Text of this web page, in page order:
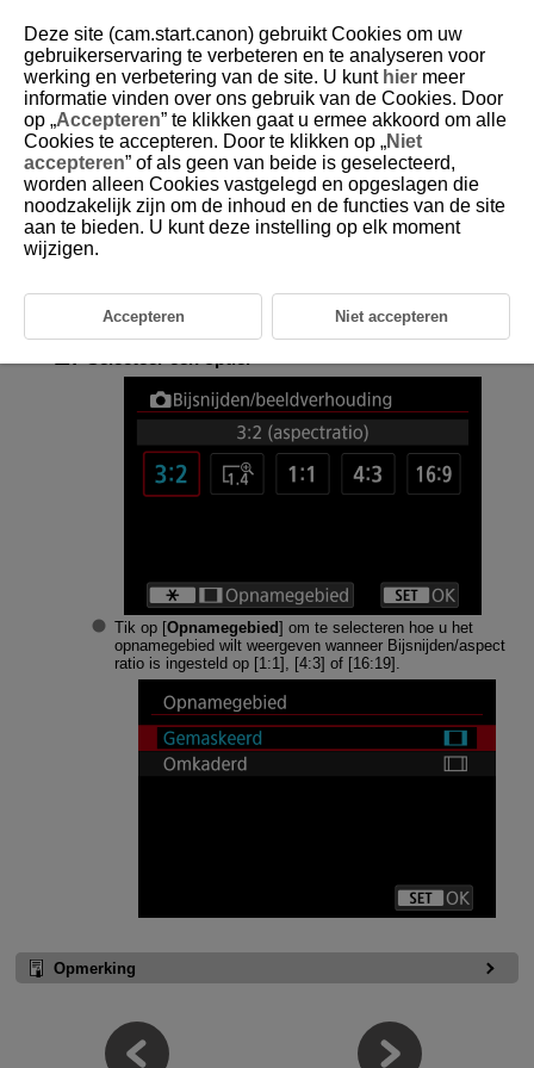
D292-049
Foto bijsnijden/aspect ratio
U kunt de aspect ratio wijzigen voordat u gaat opnemen. U kunt [1,4x
(bijsnijden)] gebruiken om opnamen te maken alsof u een telelens
gebruikt, omdat met deze optie het centrum van het beeld wordt
vergroot.
Selecteer [ Bijsnijden/beeldverhouding
Tik op [Opnamegebied] om te selecteren hoe u het
opnamegebied wilt weergeven wanneer Bijsnijden/aspect
ratio is ingesteld op [1:1], [4:3] of [16:19].
Opmerking
Deze site (cam.start.canon) gebruikt Cookies om uw
gebruikerservaring te verbeteren en te analyseren voor
werking en verbetering van de site. U kunt hier meer
informatie vinden over ons gebruik van de Cookies. Door
op „Accepteren” te klikken gaat u ermee akkoord om alle
Cookies te accepteren. Door te klikken op „Niet
accepteren” of als geen van beide is geselecteerd,
worden alleen Cookies vastgelegd en opgeslagen die
noodzakelijk zijn om de inhoud en de functies van de site
aan te bieden. U kunt deze instelling op elk moment
wijzigen.
Accepteren Niet accepteren